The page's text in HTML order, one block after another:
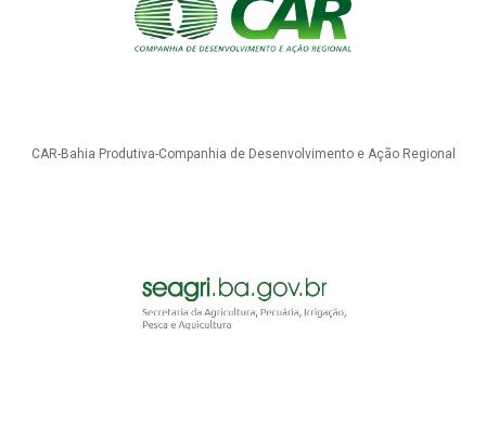
CAR-Bahia Produtiva-Companhia de Desenvolvimento e Ação Regional